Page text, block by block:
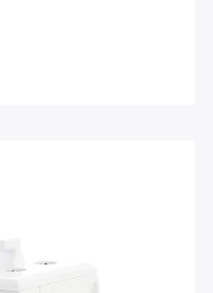
として役立ちます。